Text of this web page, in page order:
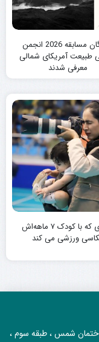
برندگان مسابقه 2026 انجمن
طبیعت آمریکای شمالی
معرفی شدند
مادری که با کودک ۷ ماهه‌اش
ورزشی می کند
شمس ، طبقه سوم ،